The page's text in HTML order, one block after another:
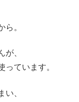
ら。
が、
っています。
い、